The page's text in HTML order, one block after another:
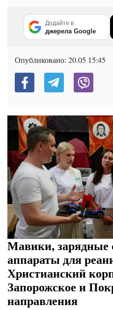
Додайте в
джерела Google
Опубликовано: 20.05 15:45
Мавики, зарядные
аппараты для
Христианский
Запорожское и
направления